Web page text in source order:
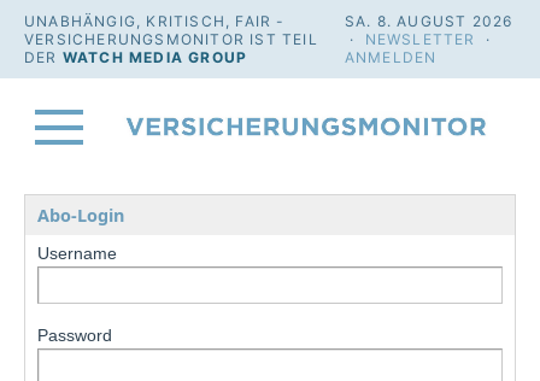
UNABHÄNGIG, KRITISCH, FAIR -
VERSICHERUNGSMONITOR IST TEIL
DER WATCH MEDIA GROUP
SA. 8. AUGUST 2026
· NEWSLETTER
·
ANMELDEN
Abo-Login
Username
Password